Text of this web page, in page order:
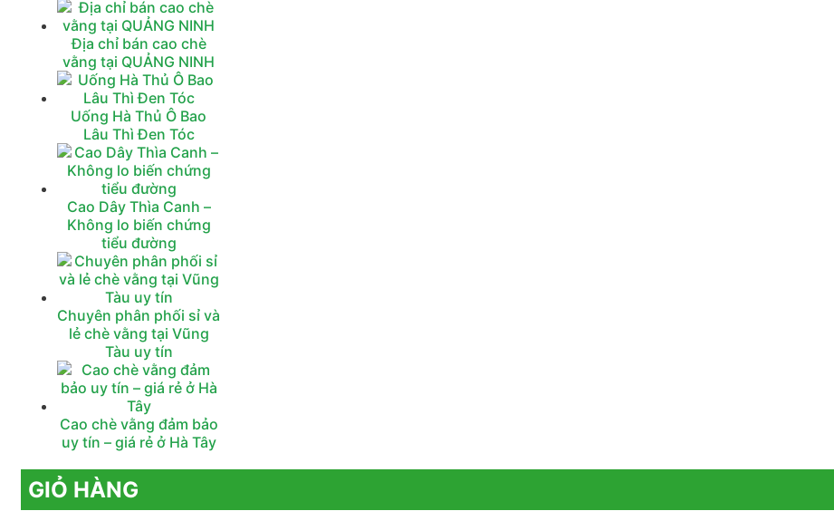
Địa chỉ bán cao chè
vằng tại QUẢNG NINH
Uống Hà Thủ Ô Bao
Lâu Thì Đen Tóc
Cao Dây Thìa Canh –
Không lo biến chứng
tiểu đường‎
Chuyên phân phối sỉ và
lẻ chè vằng tại Vũng
Tàu uy tín
Cao chè vằng đảm bảo
uy tín – giá rẻ ở Hà Tây
GIỎ HÀNG